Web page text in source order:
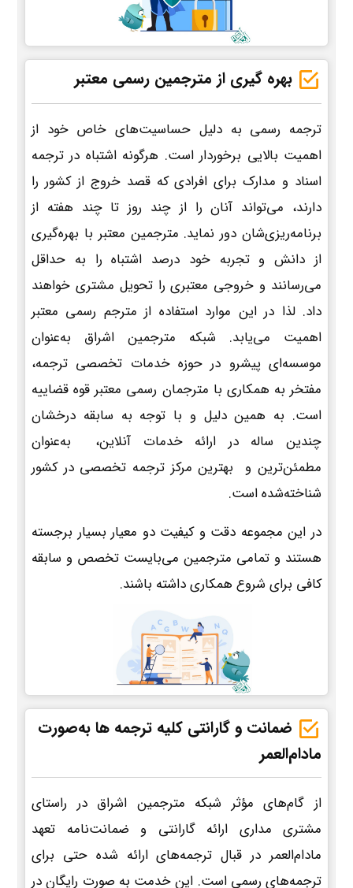
بهره گیری از مترجمین رسمی معتبر
ترجمه رسمی به دلیل حساسیت‌های خاص خود از
اهمیت بالایی برخوردار است. هرگونه اشتباه در ترجمه
اسناد و مدارک برای افرادی که قصد خروج از کشور را
دارند، می‌تواند آنان را از چند روز تا چند هفته از
برنامه‌ریزی‌شان دور نماید. مترجمین معتبر با بهره‌گیری
از دانش و تجربه خود درصد اشتباه را به حداقل
می‌رسانند و خروجی معتبری را تحویل مشتری خواهند
داد. لذا در این موارد استفاده از مترجم رسمی معتبر
اهمیت می‌یابد. شبکه مترجمین اشراق به‌عنوان
موسسه‌ای پیشرو در حوزه خدمات تخصصی ترجمه،
مفتخر به همکاری با مترجمان رسمی معتبر قوه قضاییه
است. به همین دلیل و با توجه به سابقه درخشان
چندین ساله در ارائه خدمات آنلاین، به‌عنوان
مطمئن‌ترین و بهترین مرکز ترجمه تخصصی در کشور
شناخته‌شده است.
در این مجموعه دقت و کیفیت دو معیار بسیار برجسته
هستند و تمامی مترجمین می‌بایست تخصص و سابقه
کافی برای شروع همکاری داشته باشند.
ضمانت و گارانتی کلیه ترجمه ها به‌صورت
مادام‌العمر
از گام‌های مؤثر شبکه مترجمین اشراق در راستای
مشتری مداری ارائه گارانتی و ضمانت‌نامه تعهد
مادام‌العمر در قبال ترجمه‌های ارائه شده حتی برای
ترجمه‌های رسمی است. این خدمت به صورت رایگان در